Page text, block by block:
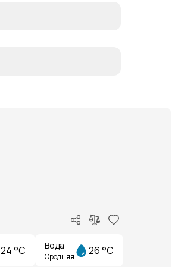
24 °C Вода
Средняя 26 °C